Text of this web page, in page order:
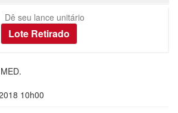
Dê seu lance unitário
10h00